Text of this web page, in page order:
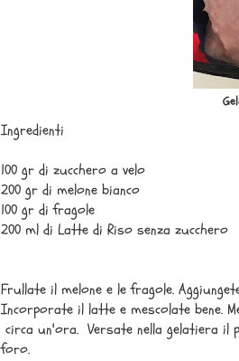
Ingredienti
100 gr di zucchero a velo
200 gr di melone bianco
100 gr di fragole
200 ml di Latte di Riso senza zucchero
Frullate il melone e le fragole.
Incorporate il latte e mescolate bene.
circa un'ora. Versate nella gelatiera il
foro.